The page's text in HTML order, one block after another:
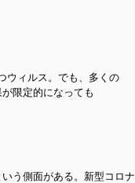
ウィルス。でも、多くの
限定的になっても
う側面がある。新型コロナ